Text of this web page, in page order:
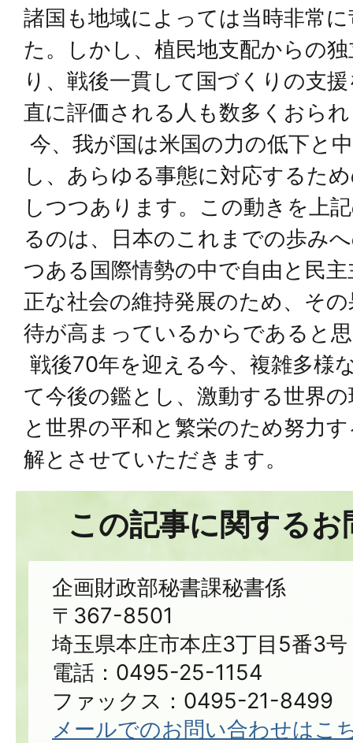
諸国も地域によっては当時非常
た。しかし、植民地支配からの
り、戦後一貫して国づくりの支
直に評価される人も数多くおら
今、我が国は米国の力の低下と
し、あらゆる事態に対応するた
しつつあります。この動きを上
るのは、日本のこれまでの歩み
つある国際情勢の中で自由と民
正な社会の維持発展のため、そ
待が高まっているからであると
戦後70年を迎える今、複雑多様
て今後の鑑とし、激動する世界
と世界の平和と繁栄のため努力
解とさせていただきます。
この記事に関する
企画財政部秘書課秘書係
〒367-8501
埼玉県本庄市本庄3丁目5番3号
電話：0495-25-1154
ファックス：0495-21-8499
メールでのお問い合わせはこ